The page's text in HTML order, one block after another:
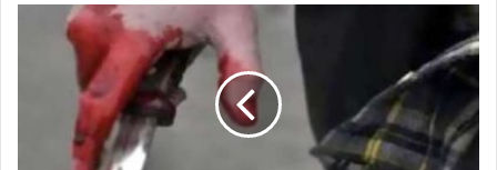
طفل
يطعن
زميله
بمطواه
بسبب
صوره
عالقيس